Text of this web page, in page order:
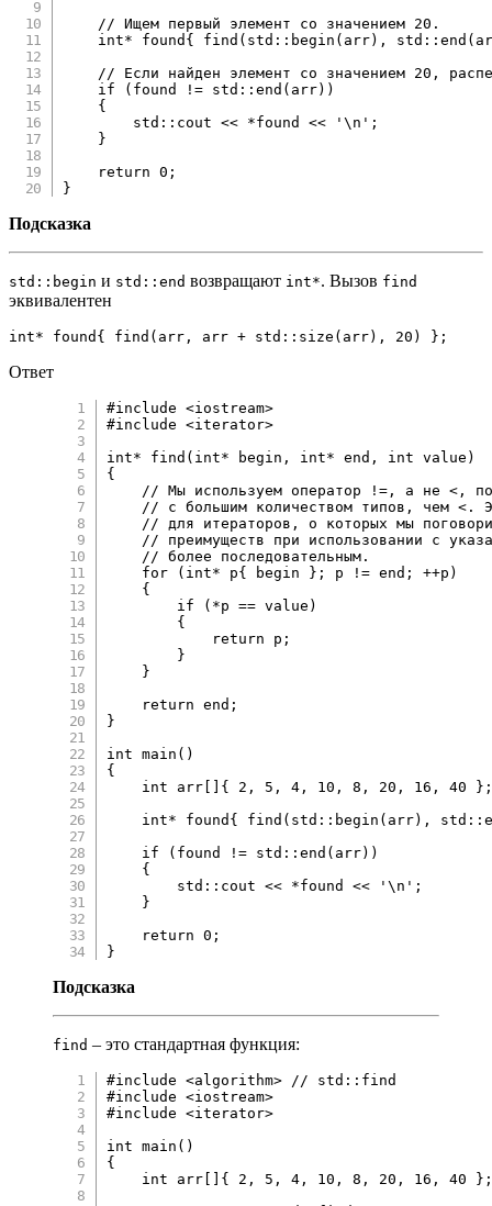
// Ищем первый элемент со значением 20.
int* found { find ( std :: begin ( arr) , std ::end (
// Если найден элемент со значением 20,
if
( found != std ::end ( arr) )
{
        std
:: cout << *found << '\n' ;
}
return
0 ;
}
Подсказка
std::begin и std::end возвращают int*. Вызов find
эквивалентен
int* found { find ( arr , arr + std :: size ( arr) , 20 ) } ;
Ответ
#include
<iostream>
#include
<iterator>
int* find ( int* begin , int* end , int value )
{
// Мы используем оператор !=, а не <,
// с большим количеством типов, чем <.
// для итераторов, о которых мы
// преимуществ при использовании с
// более последовательным.
for
( int* p{ begin } ; p != end ; ++p )
{
if
( *p == value )
{
return p ;
}
}
return end ;
}
int
main ( )
{
int arr [ ] { 2 , 5 , 4 , 10 , 8 , 20 , 16 , 40 }
int* found { find ( std :: begin ( arr) , std ::
if
( found != std ::end ( arr) )
{
        std
:: cout << *found << '\n' ;
}
return
0 ;
}
Подсказка
find – это стандартная функция:
#include <algorithm>
// std::find
#include
<iostream>
#include
<iterator>
int
main ( )
{
int arr [ ] { 2 , 5 , 4 , 10 , 8 , 20 , 16 , 40 }